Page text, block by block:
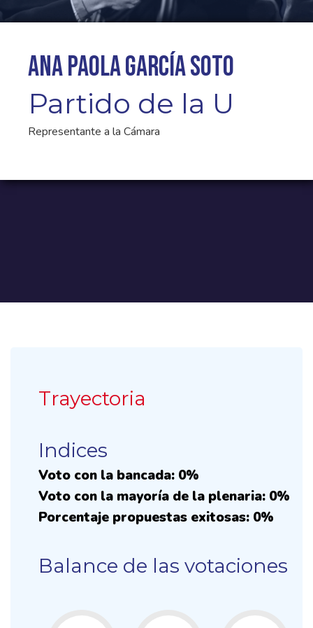
Ana Paola García Soto
Partido de la U
Representante a la Cámara
Trayectoria
Indices
Voto con la bancada: 0%
Voto con la mayoría de la plenaria: 0%
Porcentaje propuestas exitosas: 0%
Balance de las votaciones